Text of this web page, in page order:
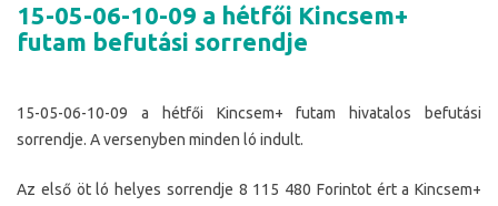
15-05-06-10-09 a hétfői Kincsem+
futam befutási sorrendje
15-05-06-10-09 a hétfői Kincsem+ futam hivatalos befutási
sorrendje. A versenyben minden ló indult.
Az első öt ló helyes sorrendje 8 115 480 Forintot ért a Kincsem+